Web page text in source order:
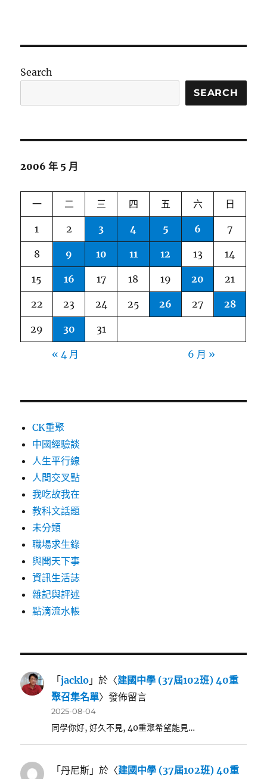
Search
SEARCH
2006 年 5 月
一 二 三 四 五 六 日
1 2 3 4 5 6 7
8 9 10 11 12 13 14
15 16 17 18 19 20 21
22 23 24 25 26 27 28
29 30 31
« 4 月 6 月 »
CK重聚
中國經驗談
人生平行線
人間交叉點
我吃故我在
教科文話題
未分類
職場求生錄
與聞天下事
資訊生活誌
雜記與評述
點滴流水帳
「jacklo 」於〈建國中學 (37屆102班) 40重
聚召集名單〉發佈留言
2025-08-04
同學你好, 好久不見, 40重聚希望能見…
「丹尼斯 」於〈建國中學 (37屆102班) 40重